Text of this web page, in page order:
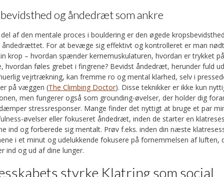
og åndedræt som ankre
del af den mentale proces i bouldering er den øgede
åndedrættet. For at bevæge sig effektivt og kontrolleret er man
krop – hvordan spænder kernemuskulaturen, hvordan er trykket på
hvordan føles grebet i fingrene? Bevidst åndedræt, herunder fuld
vejrtrækning, kan fremme ro og mental klarhed, selv i
på væggen (The Climbing Doctor). Disse teknikker er ikke kun
men fungerer også som grounding-øvelser, der holder dig
stressresponser. Mange finder det nyttigt at bruge et par
øvelser eller fokuseret åndedræt, inden de starter en
ind og forberede sig mentalt. Prøv f.eks. inden din næste
i et minut og udelukkende fokusere på fornemmelsen af luften,
ind og ud af dine lunger.
styrke Klatring som social